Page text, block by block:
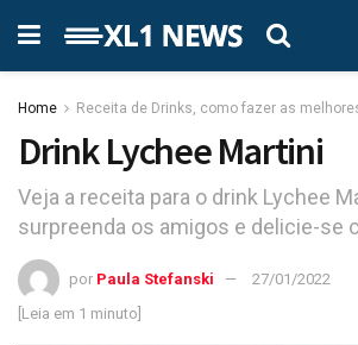
Home Receita de Drinks, como fazer as
Drink Lychee Martini
Veja a receita para o drink Lychee
surpreenda os amigos e delicie-se
por Paula Stefanski
27/01/2022
[Leia em 1 minuto]